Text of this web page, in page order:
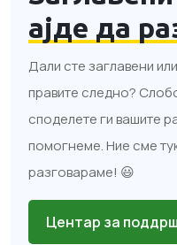
ајде да
Дали сте заглавени
правите следно?
споделете ги вашите
помогнеме. Ние сме
разговараме! 😃
Центар за